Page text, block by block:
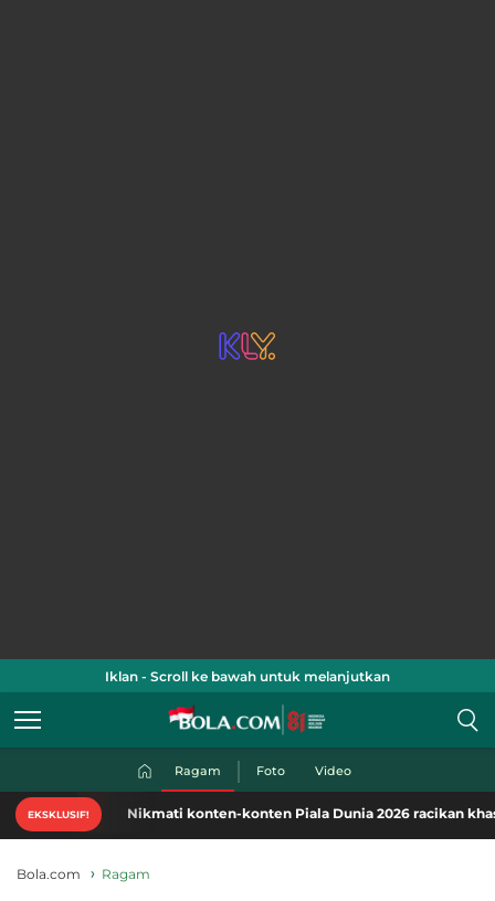
Iklan - Scroll ke bawah untuk melanjutkan
Ragam Foto Video
EKSKLUSIF!Nikmati konten-konten Piala Dunia 2026 racikan khas
Bola.com Ragam